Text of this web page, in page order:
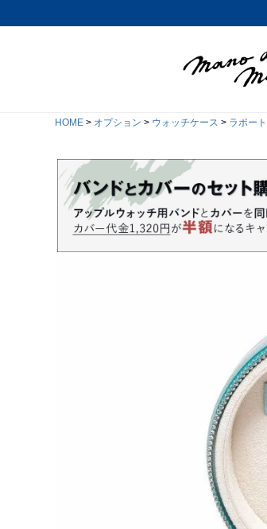
HOME オプション ウォッチケース ラポート